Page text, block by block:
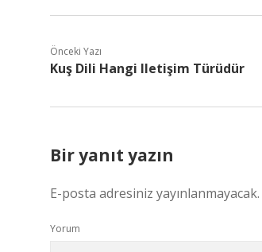
Önceki Yazı
Kuş Dili Hangi Iletişim Türüdür
Bir yanıt yazın
E-posta adresiniz yayınlanmayacak.
Yorum